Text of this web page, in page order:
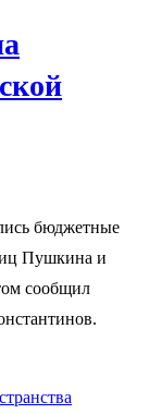
бюджетные
Пушкина и
сообщил